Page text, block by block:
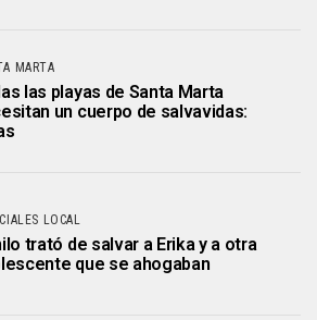
MARTA
las playas de Santa Marta
un cuerpo de salvavidas:
LOCAL
trató de salvar a Erika y a otra
que se ahogaban